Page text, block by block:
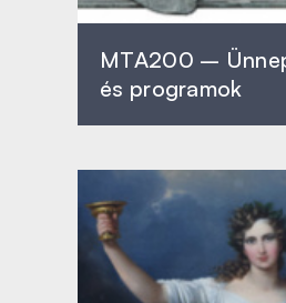
MTA200 –
és programok